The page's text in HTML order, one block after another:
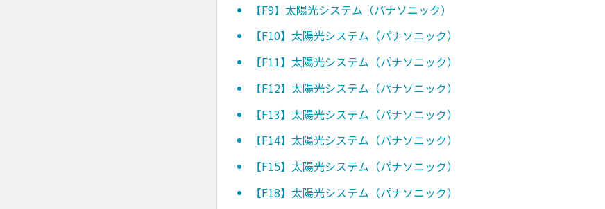
【F9】太陽光システム（パナソニック）
【F10】太陽光システム（パナソニック）
【F11】太陽光システム（パナソニック）
【F12】太陽光システム（パナソニック）
【F13】太陽光システム（パナソニック）
【F14】太陽光システム（パナソニック）
【F15】太陽光システム（パナソニック）
【F18】太陽光システム（パナソニック）